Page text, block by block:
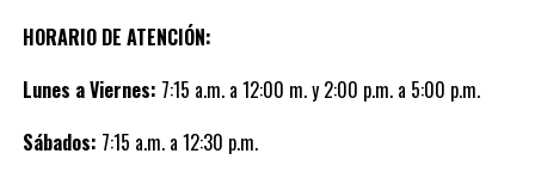
HORARIO DE ATENCIÓN:
Lunes a Viernes: 7:15 a.m. a 12:00 m. y 2:00 p.m. a 5:00 p.m.
Sábados: 7:15 a.m. a 12:30 p.m.